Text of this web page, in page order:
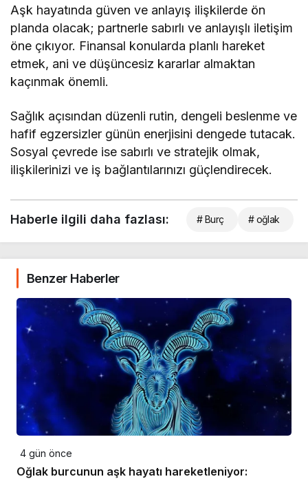
Aşk hayatında güven ve anlayış ilişkilerde ön
planda olacak; partnerle sabırlı ve anlayışlı iletişim
öne çıkıyor. Finansal konularda planlı hareket
etmek, ani ve düşüncesiz kararlar almaktan
kaçınmak önemli.
Sağlık açısından düzenli rutin, dengeli beslenme ve
hafif egzersizler günün enerjisini dengede tutacak.
Sosyal çevrede ise sabırlı ve stratejik olmak,
ilişkilerinizi ve iş bağlantılarınızı güçlendirecek.
Haberle ilgili daha fazlası: # Burç # oğlak
Benzer Haberler
4 gün önce
Oğlak burcunun aşk hayatı hareketleniyor: